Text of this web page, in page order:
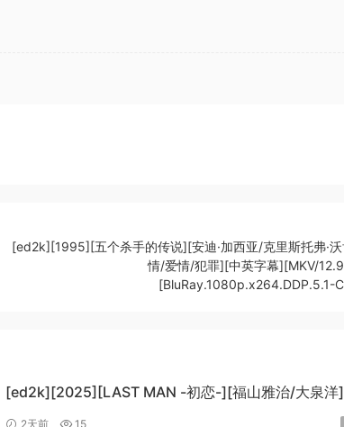
[ed2k][1995][五个杀手的传说][安迪·加西亚/克里斯托弗·
情/爱情/犯罪][中英字幕][MKV/
[BluRay.1080p.x264.DDP.5.1-
[ed2k][2025][LAST MAN -初恋-][福山雅治/大泉洋
情][中文字幕][MKV/5.47GiB]
2天前 15